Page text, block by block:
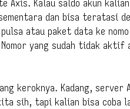
Axis. Kalau saldo akun
dan bisa teratasi
atau paket data ke
yang sudah tidak
keroknya. Kadang, server
sih, tapi kalian bisa coba